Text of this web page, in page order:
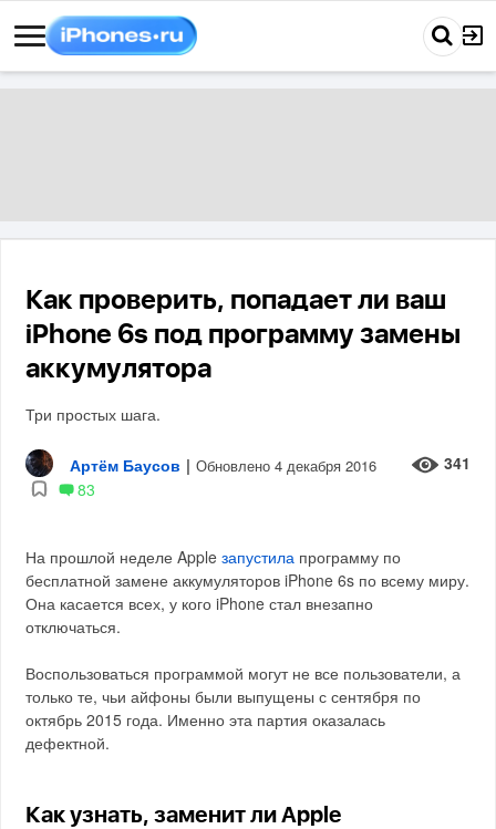
Как проверить, попадает ли ваш
iPhone 6s под программу замены
аккумулятора
Три простых шага.
Артём Баусов | Обновлено 4 декабря 2016
341
83
На прошлой неделе Appleзапустила программу по
бесплатной замене аккумуляторов iPhone 6s по всему миру.
Она касается всех, у кого iPhone стал внезапно
отключаться.
Воспользоваться программой могут не все пользователи, а
только те, чьи айфоны были выпущены с сентября по
октябрь 2015 года. Именно эта партия оказалась
дефектной.
Как узнать, заменит ли Apple